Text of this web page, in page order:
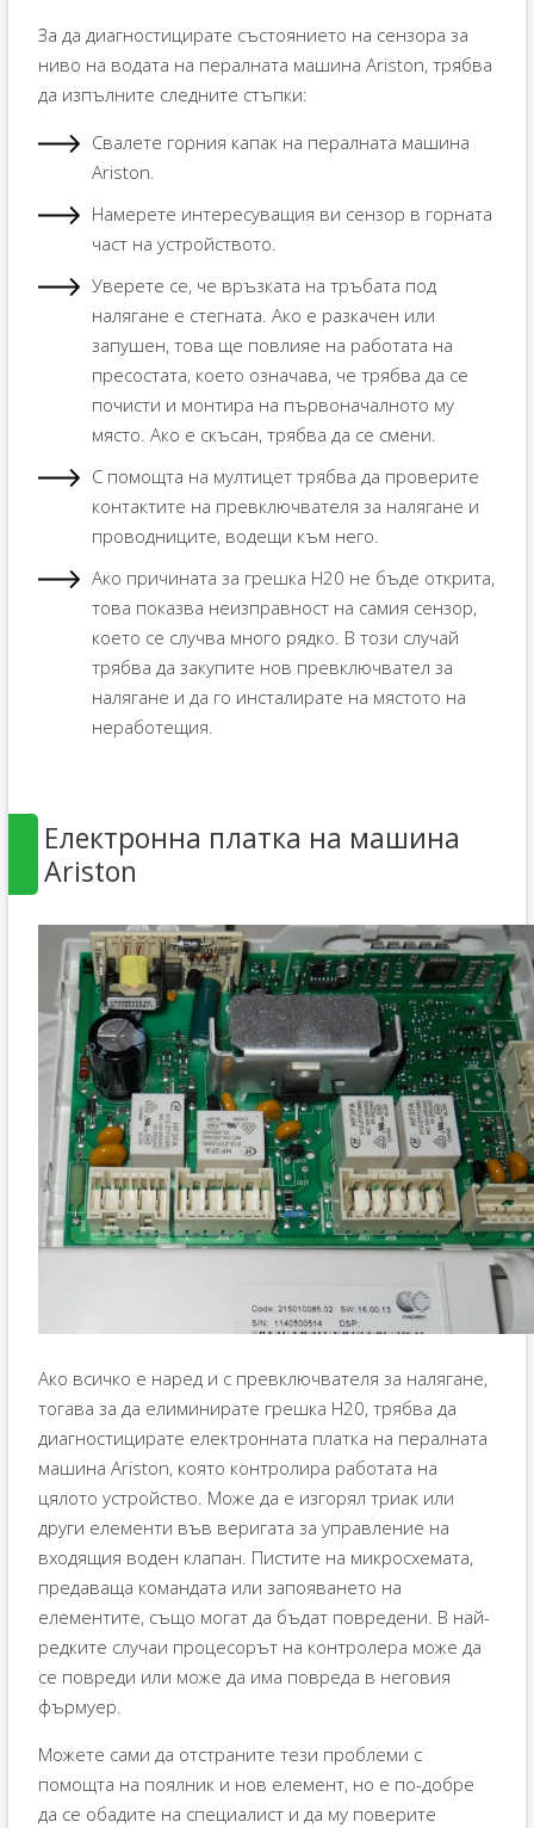
За да диагностицирате състоянието на сензора за
ниво на водата на пералната машина Ariston, трябва
да изпълните следните стъпки:
Свалете горния капак на пералната машина
Ariston.
Намерете интересуващия ви сензор в горната
част на устройството.
Уверете се, че връзката на тръбата под
налягане е стегната. Ако е разкачен или
запушен, това ще повлияе на работата на
пресостата, което означава, че трябва да се
почисти и монтира на първоначалното му
място. Ако е скъсан, трябва да се смени.
С помощта на мултицет трябва да проверите
контактите на превключвателя за налягане и
проводниците, водещи към него.
Ако причината за грешка H20 не бъде открита,
това показва неизправност на самия сензор,
което се случва много рядко. В този случай
трябва да закупите нов превключвател за
налягане и да го инсталирате на мястото на
неработещия.
Електронна платка на машина
Ariston
Ако всичко е наред и с превключвателя за налягане,
тогава за да елиминирате грешка H20, трябва да
диагностицирате електронната платка на пералната
машина Ariston, която контролира работата на
цялото устройство. Може да е изгорял триак или
други елементи във веригата за управление на
входящия воден клапан. Пистите на микросхемата,
предаваща командата или запояването на
елементите, също могат да бъдат повредени. В най-
редките случаи процесорът на контролера може да
се повреди или може да има повреда в неговия
фърмуер.
Можете сами да отстраните тези проблеми с
помощта на поялник и нов елемент, но е по-добре
да се обадите на специалист и да му поверите